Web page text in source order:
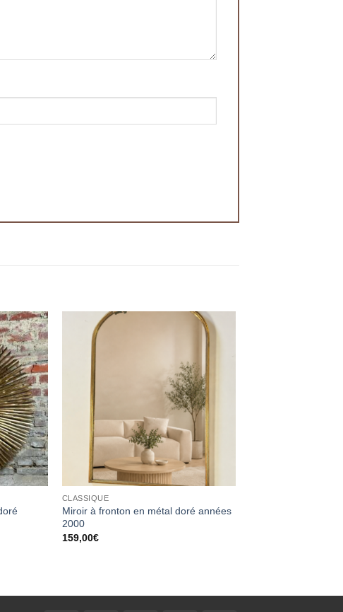
Ajouter
à la
wishlist
wishlist
CLASSIQUE
Miroir à fronton en métal doré années
2000
159,00€